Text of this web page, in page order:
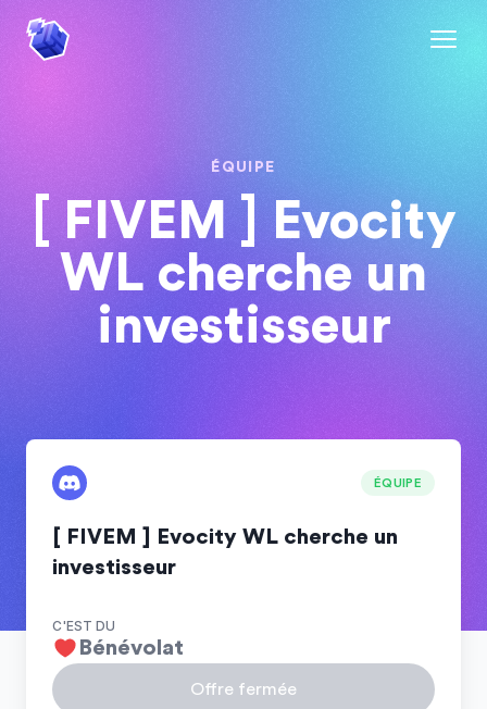
ÉQUIPE
[ FIVEM ] Evocity
WL cherche un
investisseur
ÉQUIPE
[ FIVEM ] Evocity WL cherche un
investisseur
C'EST DU
Bénévolat
Offre fermée